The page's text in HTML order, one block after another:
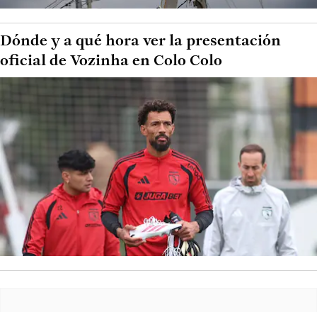
Dónde y a qué hora ver la presentación
oficial de Vozinha en Colo Colo